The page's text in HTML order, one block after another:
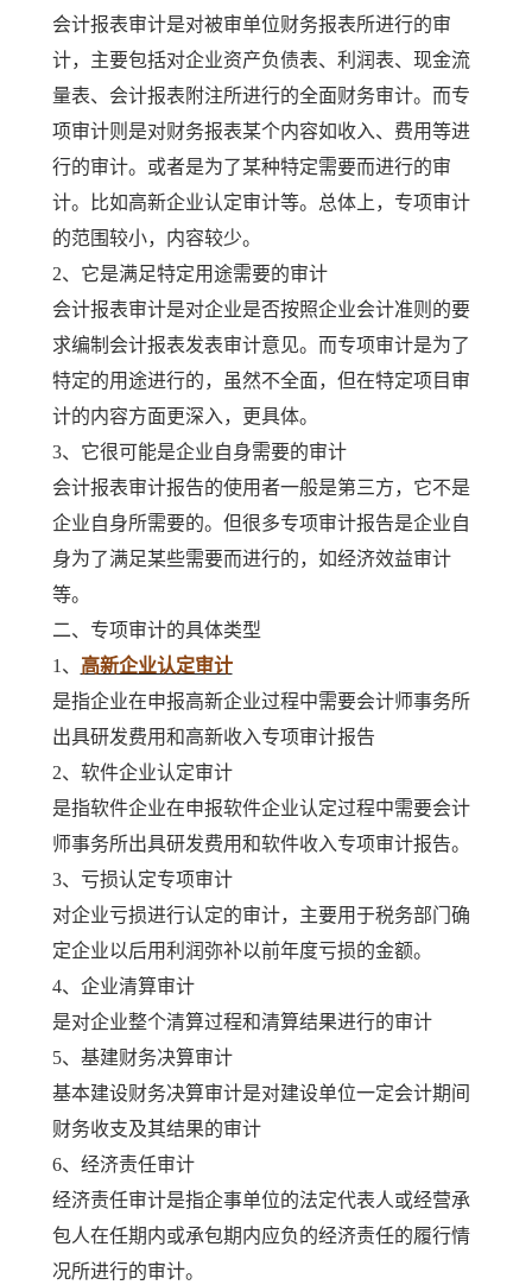
会计报表审计是对被审单位财务报表所进行的审
计，主要包括对企业资产负债表、利润表、现金流
量表、会计报表附注所进行的全面财务审计。而专
项审计则是对财务报表某个内容如收入、费用等进
行的审计。或者是为了某种特定需要而进行的审
计。比如高新企业认定审计等。总体上，专项审计
的范围较小，内容较少。
2、它是满足特定用途需要的审计
会计报表审计是对企业是否按照企业会计准则的要
求编制会计报表发表审计意见。而专项审计是为了
特定的用途进行的，虽然不全面，但在特定项目审
计的内容方面更深入，更具体。
3、它很可能是企业自身需要的审计
会计报表审计报告的使用者一般是第三方，它不是
企业自身所需要的。但很多专项审计报告是企业自
身为了满足某些需要而进行的，如经济效益审计
等。
二、专项审计的具体类型
1、 高新企业认定审计
是指企业在申报高新企业过程中需要会计师事务所
出具研发费用和高新收入专项审计报告
2、软件企业认定审计
是指软件企业在申报软件企业认定过程中需要会计
师事务所出具研发费用和软件收入专项审计报告。
3、亏损认定专项审计
对企业亏损进行认定的审计，主要用于税务部门确
定企业以后用利润弥补以前年度亏损的金额。
4、企业清算审计
是对企业整个清算过程和清算结果进行的审计
5、基建财务决算审计
基本建设财务决算审计是对建设单位一定会计期间
财务收支及其结果的审计
6、经济责任审计
经济责任审计是指企事单位的法定代表人或经营承
包人在任期内或承包期内应负的经济责任的履行情
况所进行的审计。